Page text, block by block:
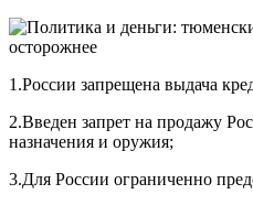
1.России запрещена выдача
2.Введен запрет на продажу
назначения и оружия;
3.Для России ограниченно